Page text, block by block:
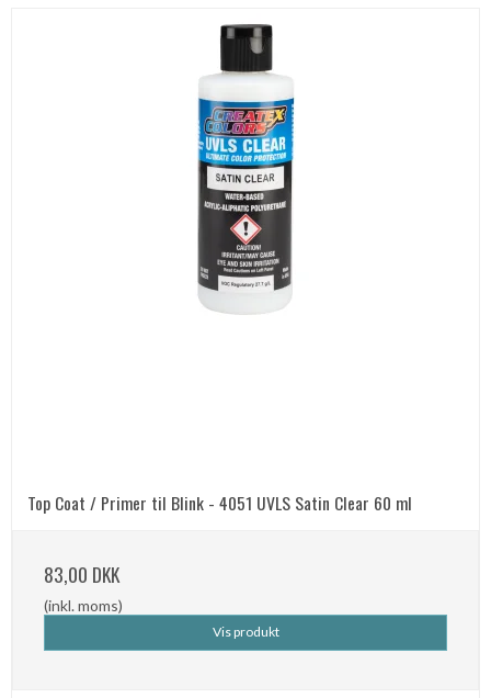
Top Coat / Primer til Blink - 4051 UVLS Satin Clear 60 ml
83,00 DKK
(inkl. moms)
Vis produkt